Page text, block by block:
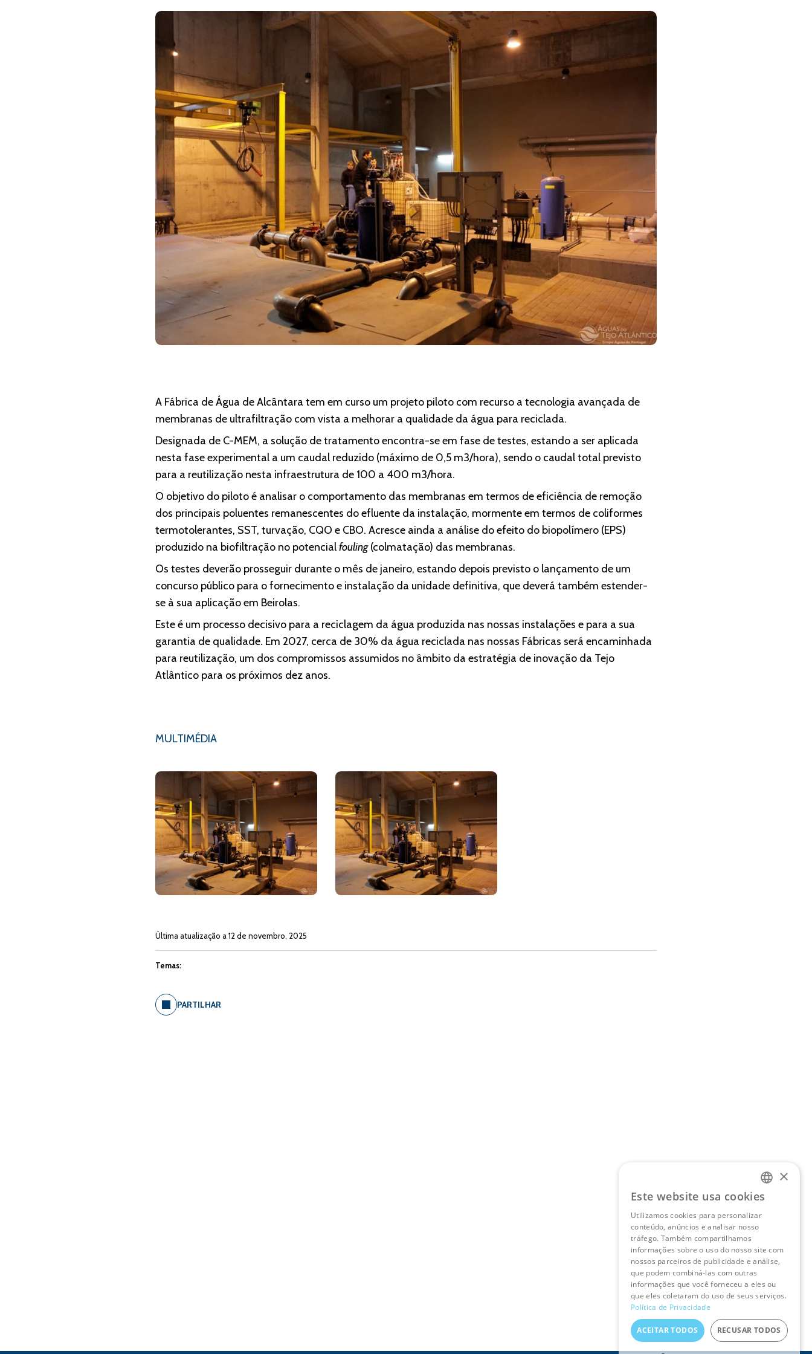
A Fábrica de Água de Alcântara tem em curso um projeto piloto com recurso a tecnologia avançada de
membranas de ultrafiltração com vista a melhorar a qualidade da água para reciclada.
Designada de C-MEM, a solução de tratamento encontra-se em fase de testes, estando a ser aplicada
nesta fase experimental a um caudal reduzido (máximo de 0,5 m3/hora), sendo o caudal total previsto
para a reutilização nesta infraestrutura de 100 a 400 m3/hora.
O objetivo do piloto é analisar o comportamento das membranas em termos de eficiência de remoção
dos principais poluentes remanescentes do efluente da instalação, mormente em termos de coliformes
termotolerantes, SST, turvação, CQO e CBO. Acresce ainda a análise do efeito do biopolímero (EPS)
produzido na biofiltração no potencialfouling(colmatação) das membranas.
Os testes deverão prosseguir durante o mês de janeiro, estando depois previsto o lançamento de um
concurso público para o fornecimento e instalação da unidade definitiva, que deverá também estender-
se à sua aplicação em Beirolas.
Este é um processo decisivo para a reciclagem da água produzida nas nossas instalações e para a sua
garantia de qualidade. Em 2027, cerca de 30% da água reciclada nas nossas Fábricas será encaminhada
para reutilização, um dos compromissos assumidos no âmbito da estratégia de inovação da Tejo
Atlântico para os próximos dez anos.
MULTIMÉDIA
Última atualização a 12 de novembro, 2025
Temas:
PARTILHAR
PORTUGUESE
ENGLISH
×
Este website usa cookies
Utilizamos cookies para personalizar
conteúdo, anúncios e analisar nosso
tráfego. Também compartilhamos
informações sobre o uso do nosso site com
nossos parceiros de publicidade e análise,
que podem combiná-las com outras
informações que você forneceu a eles ou
que eles coletaram do uso de seus serviços.
Política de Privacidade
ACEITAR TODOS RECUSAR TODOS